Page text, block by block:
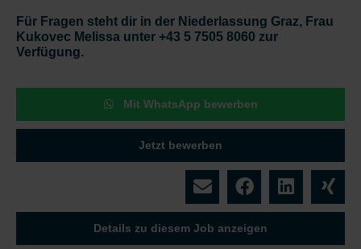
Für Fragen steht dir in der Niederlassung Graz, Frau
Kukovec Melissa unter +43 5 7505 8060 zur
Verfügung.
Mit WhatsApp bewerben
Jetzt bewerben
Details zu diesem Job anzeigen